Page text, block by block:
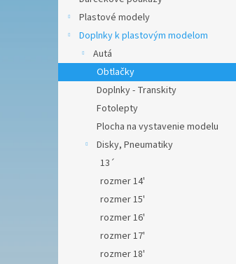
Plastové modely
Doplnky k plastovým modelom
Autá
Obtlačky
Doplnky - Transkity
Fotolepty
Plocha na vystavenie modelu
Disky, Pneumatiky
13´
rozmer 14'
rozmer 15'
rozmer 16'
rozmer 17'
rozmer 18'